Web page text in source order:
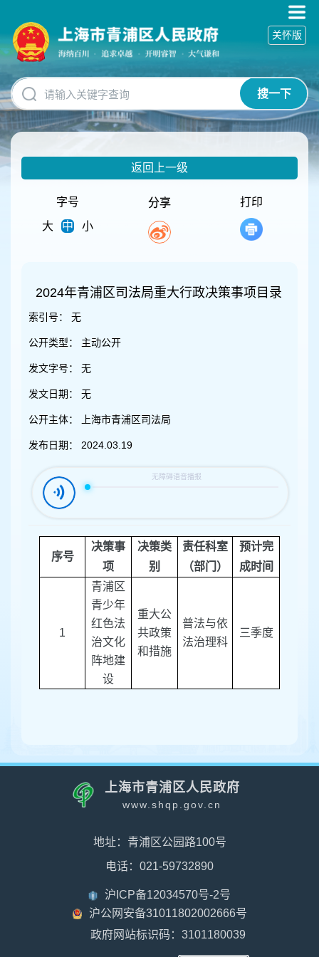
碍
操
明
跳
转
到
网
搜一下
关怀版
返回上一级
字号
大
中 小
分享 打印
2024年青浦区司法局重大行政决策事项目录
索引号： 无
公开类型： 主动公开
发文字号： 无
发文日期： 无
公开主体： 上海市青浦区司法局
发布日期： 2024.03.19
序号
决策事
项
决策类
别
责任科室
（部门）
预计完
成时间
1
青浦区
青少年
红色法
治文化
阵地建
设
重大公
共政策
和措施
普法与依
法治理科
三季度
上海市青浦区人民政府
www.shqp.gov.cn
地址：青浦区公园路100号
电话：021-59732890
沪ICP备12034570号-2号
沪公网安备31011802002666号
政府网站标识码：3101180039